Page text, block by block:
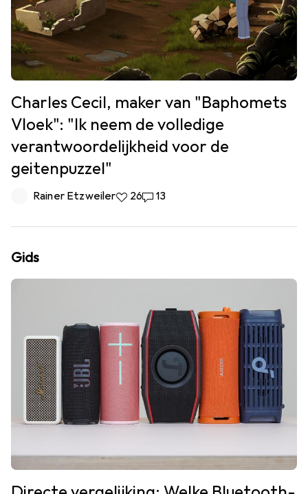
Charles Cecil, maker van "Baphomets
Vloek": "Ik neem de volledige
verantwoordelijkheid voor de
geitenpuzzel"
Rainer Etzweiler26 Likes
2613 Reacties
13
Gids